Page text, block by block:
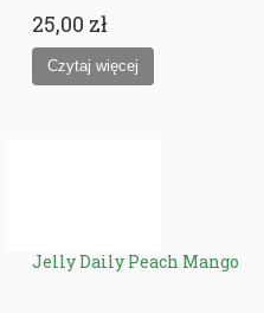
25,00 zł
Jelly Daily Peach Mango